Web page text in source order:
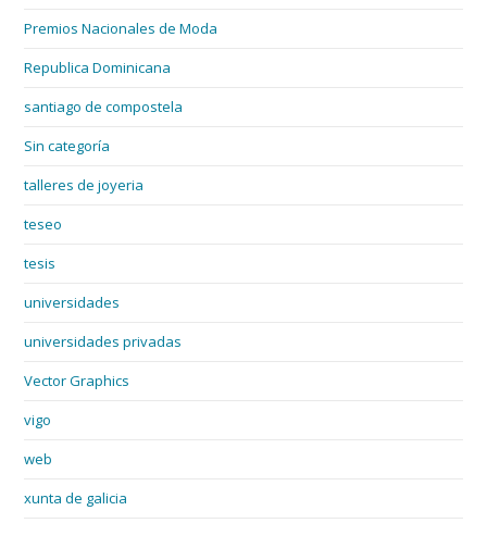
Premios Nacionales de Moda
Republica Dominicana
santiago de compostela
Sin categoría
talleres de joyeria
teseo
tesis
universidades
universidades privadas
Vector Graphics
vigo
web
xunta de galicia